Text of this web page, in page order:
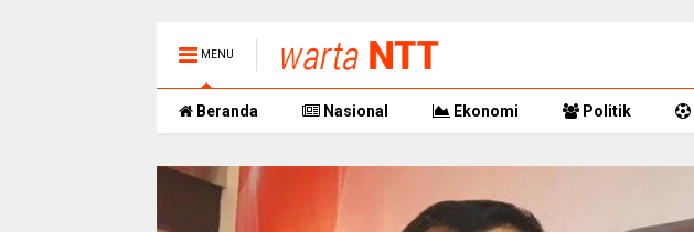
MENU
Beranda Nasional Ekonomi Politik